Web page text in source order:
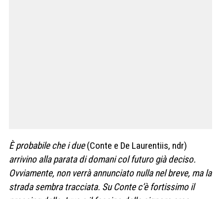
È probabile che i due(Conte e De Laurentiis, ndr)
arrivino alla parata di domani col futuro già deciso.
Ovviamente, non verrà annunciato nulla nel breve, ma la
strada sembra tracciata. Su Conte c’è fortissimo il